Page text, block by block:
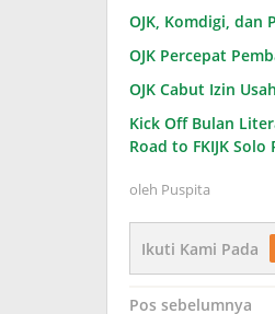
OJK, Komdigi, dan
OJK Percepat
OJK Cabut Izin
Kick Off Bulan
Road to FKIJK Solo
oleh Puspita
Ikuti Kami Pada
Pos sebelumnya